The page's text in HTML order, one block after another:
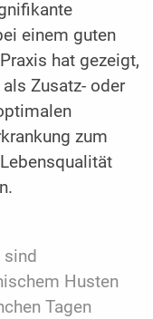
einem guten
hat gezeigt,
Zusatz- oder
zum
sind
Husten
Tagen